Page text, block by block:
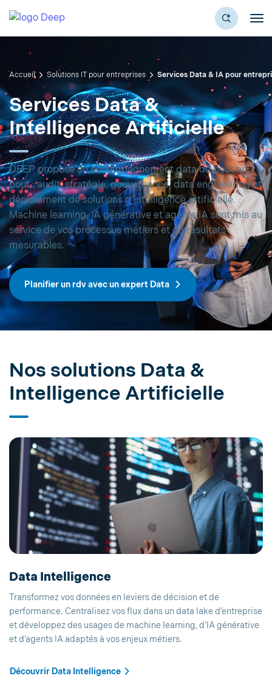
Accueil Solutions IT pour entreprises Services Data & IA pour
Services Data &
Intelligence Artificielle
DEEP propose un accompagnement data de bout en
bout : audit, stratégie, gouvernance, data engineering et
déploiement de solutions d’intelligence artificielle.
Machine learning, IA générative et agents IA sont mis au
service de vos processus métiers et de résultats
mesurables.
Planifier un rdv avec un expert Data
Nos solutions Data &
Intelligence Artificielle
Data Intelligence
Transformez vos données en leviers de décision et de
performance. Centralisez vos flux dans un data lake d’entreprise
et développez des usages de machine learning, d’IA générative
et d’agents IA adaptés à vos enjeux métiers.
Découvrir Data Intelligence